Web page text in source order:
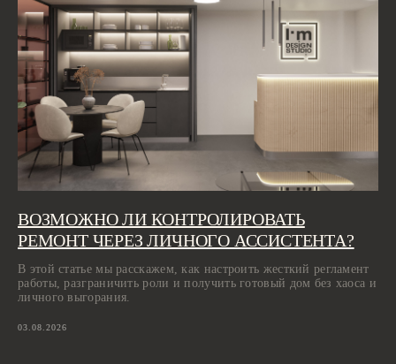
ВОЗМОЖНО ЛИ КОНТРОЛИРОВАТЬ
РЕМОНТ ЧЕРЕЗ ЛИЧНОГО АССИСТЕНТА?
В этой статье мы расскажем, как настроить жесткий регламент
работы, разграничить роли и получить готовый дом без хаоса и
личного выгорания.
03.08.2026